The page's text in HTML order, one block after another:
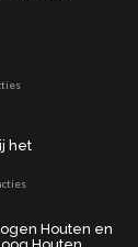
het
Houten en